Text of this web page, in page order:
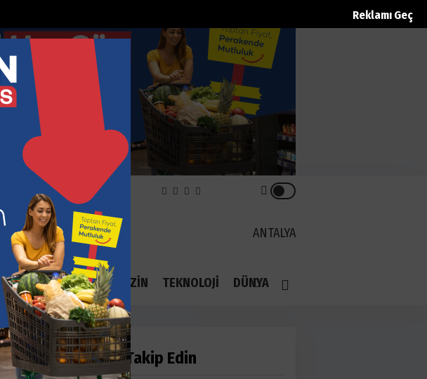
Reklamı Geç
GR ALTIN
6966.2
ÇEYREK
4491.1
ANTALYA
SPOR SİYASET MAGAZİN TEKNOLOJİ DÜNYA
Bizi Takip Edin